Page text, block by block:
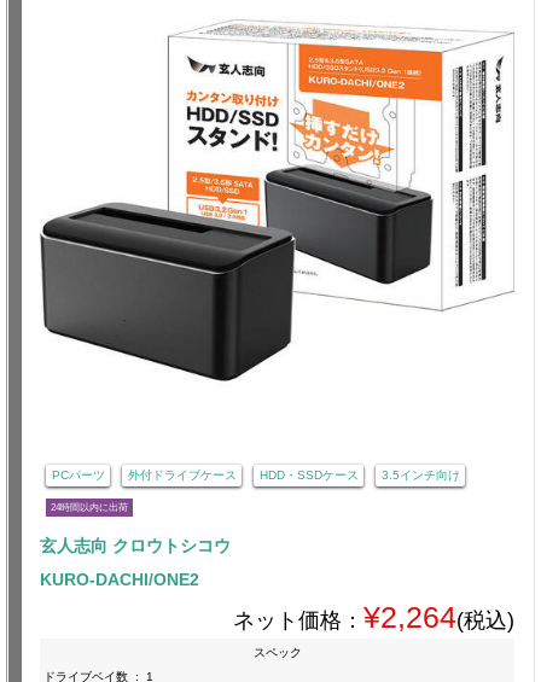
PCパーツ 外付ドライブケース HDD・SSDケース 3.5インチ向け
24時間以内に出荷
玄人志向 クロウトシコウ
KURO-DACHI/ONE2
ネット価格： ¥2,264(税込)
スペック
ドライブベイ数 : 1